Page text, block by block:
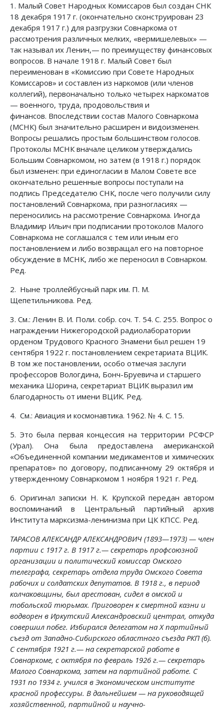
1. Малый Совет Народных Комиссаров был создан СНК
18 декабря 1917 г. (окончательно сконструирован 23
декабря 1917 г.) для разгрузки Совнаркома от
рассмотрения различных мелких, «вермишелевых» —
так называл их Ленин,— по преимуществу финансовых
вопросов. В начале 1918 г. Малый Совет был
переименован в «Комиссию при Совете Народных
Комиссаров» и составлен из наркомов (или членов
коллегий), первоначально только четырех наркоматов
— военного, труда, продовольствия и
финансов. Впоследствии состав Малого Совнаркома
(МСНК) был значительно расширен и видоизменен.
Вопросы решались простым большинством голосов.
Протоколы МСНК вначале целиком утверждались
Большим Совнаркомом, но затем (в 1918 г.) порядок
был изменен: при единогласии в Малом Совете все
окончательно решенные вопросы поступали на
подпись Председателю СНК, после чего получили силу
постановлений Совнаркома, при разногласиях —
переносились на рассмотрение Совнаркома. Иногда
Владимир Ильич при подписании протоколов Малого
Совнаркома не соглашался с тем или иным его
постановлением и либо возвращал его на повторное
обсуждение в МСНК, либо же переносил в Совнарком.
Ред.
2. Ныне троллейбусный парк им. П. М.
Щепетильникова. Ред.
3. См.: Ленин В. И. Поли. собр. соч. Т. 54. С. 255. Вопрос о
награждении Нижегородской радиолаборатории
орденом Трудового Красного Знамени был решен 19
сентября 1922 г. постановлением секретариата ВЦИК.
В том же постановлении, особо отмечая заслуги
профессоров Вологдина, Бонч-Бруевича и старшего
механика Шорина, секретариат ВЦИК выразил им
благодарность от имени ВЦИК. Ред.
4. См.: Авиация и космонавтика. 1962. № 4. С. 15.
5. Это была первая концессия на территории РСФСР
(Урал). Она была предоставлена американской
«Объединенной компании медикаментов и химических
препаратов» по договору, подписанному 29 октября и
утвержденному Совнаркомом 1 ноября 1921 г. Ред.
6. Оригинал записки Н. К. Крупской передан автором
воспоминаний в Центральный партийный архив
Института марксизма-ленинизма при ЦК КПСС. Ред.
ТАРАСОВ АЛЕКСАНДР АЛЕКСАНДРОВИЧ (1893—1973) — член
партии с 1917 г. В 1917 г.— секретарь профсоюзной
организации и политический комиссар Омского
телеграфа, секретарь отдела труда Омского Совета
рабочих и солдатских депутатов. В 1918 г., в период
колчаковщины, был арестован, сидел в омской и
тобольской тюрьмах. Приговорен к смертной казни и
водворен в Иркутский Александровский централ, откуда
совершил побег. Избирался делегатом на X партийный
съезд от Западно-Сибирского областного съезда РКП (б).
С сентября 1921 г.— на секретарской работе в
Совнаркоме, с октября по февраль 1926 г.— секретарь
Малого Совнаркома, затем на партийной работе. С
1931 по 1934 г. учился в Экономическом институте
красной профессуры. В дальнейшем — на руководящей
хозяйственной, партийной и научно-